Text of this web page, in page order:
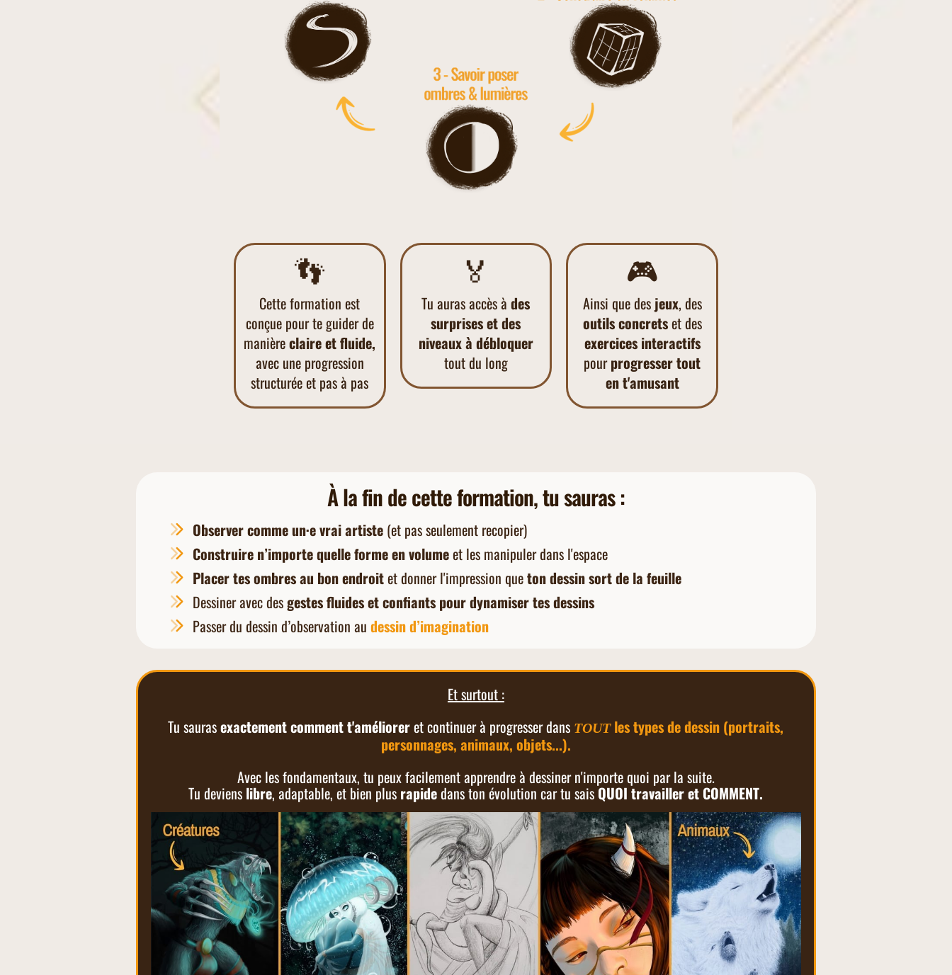
👣
Cette formation est
conçue pour te guider de
manièreclaireet fluide,
avec une progression
structurée et pas à pas
🏅
Tu auras accès àdes
surprises et des
niveaux à débloquer
tout du long
🎮️
Ainsi que des jeux, des
outils concretset des
exercices interactifs
pourprogresser tout
en t'amusant
À la fin de cette formation, tu sauras :
Observercomme un·e vrai artiste (et pas seulement recopier)
Construire n’importe quelle forme en volumeet les manipuler dans l'espace
Placer tes ombresau bon endroitet donner l'impression queton dessin sort de la feuille
Dessiner avec desgestes fluides et confiants pour dynamiser tes dessins
Passer du dessin d’observation au dessin d’imagination
Et surtout :
Tu saurasexactement comment t'amélioreret continuer à progresser dans TOUTles types de dessin (portraits,
personnages, animaux, objets...).
Avec les fondamentaux, tu peux facilement apprendre à dessiner n'importe quoi par la suite.
Tu deviens libre, adaptable, et bien plus rapidedans ton évolution car tu saisQUOI travailler et COMMENT.